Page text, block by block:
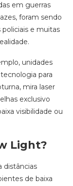
em guerras
foram sendo
e muitas
unidades
para
mira laser
exclusivo
visibilidade ou
Light?
distâncias
de baixa